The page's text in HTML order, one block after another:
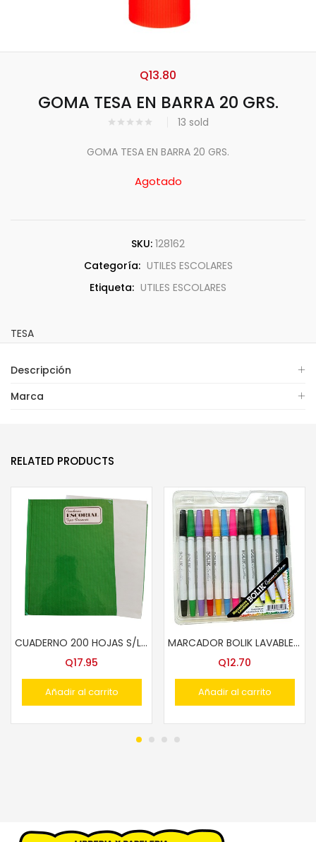
GOMA TESA EN BARRA 20 GRS.
13 sold
Q13.80
GOMA TESA EN BARRA 20 GRS.
Agotado
SKU: 128162
Categoría: UTILES ESCOLARES
Etiqueta: UTILES ESCOLARES
TESA
Descripción
Marca
RELATED PRODUCTS
CUADERNO 200 HOJAS S/LINEAS T/FRANCES
Q17.95
Añadir al carrito
MARCADOR BOLIK LAVABLE PUNTO FINO ESTUCHE 12 COLS.
Q12.70
Añadir al carrito